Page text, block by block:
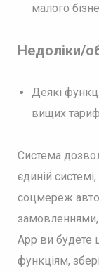
малого
Недоліки/
Деякі
вищих
Система
єдиній
соцмереж
замовленнями,
App ви будете
функціям,